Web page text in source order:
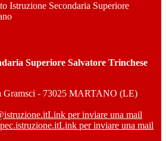
Istruzione Secondaria Superiore
Superiore Salvatore Trinchese
Gramsci - 73025 MARTANO (LE)
Link per inviare una mail
Link per inviare una mail